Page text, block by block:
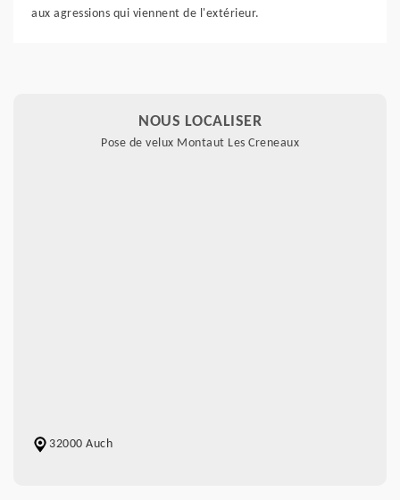
aux agressions qui viennent de l'extérieur.
NOUS LOCALISER
Pose de velux Montaut Les Creneaux
32000 Auch